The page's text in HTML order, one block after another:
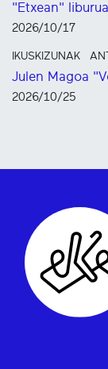
"Etxean"
2026/10/17
IKUSKIZUNAK
Julen Magoa
2026/10/25